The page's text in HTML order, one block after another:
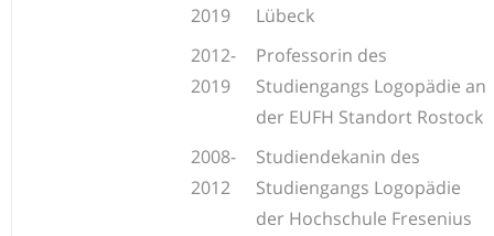
2019
Lübeck
2012-
2019
Professorin des
Studiengangs Logopädie an
der EUFH Standort Rostock
2008-
2012
Studiendekanin des
Studiengangs Logopädie
der Hochschule Fresenius